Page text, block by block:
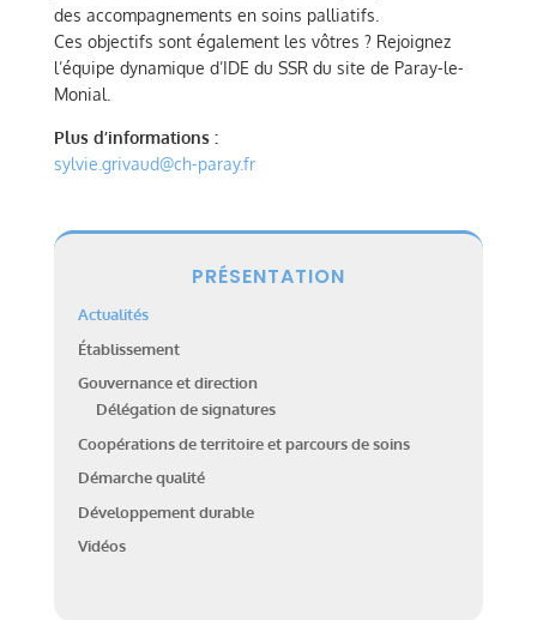
des accompagnements en soins palliatifs.
Ces objectifs sont également les vôtres ? Rejoignez
l’équipe dynamique d’IDE du SSR du site de Paray-le-
Monial.
Plus d’informations :
sylvie.grivaud@ch-paray.fr
PRÉSENTATION
Actualités
Établissement
Gouvernance et direction
Délégation de signatures
Coopérations de territoire et parcours de soins
Démarche qualité
Développement durable
Vidéos